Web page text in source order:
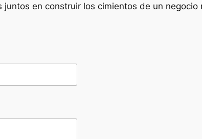
en construir los cimientos de un